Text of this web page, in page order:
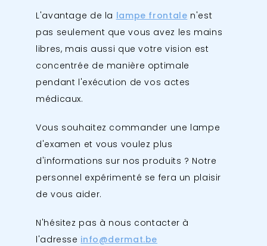
L'avantage de la lampe frontale n'est
pas seulement que vous avez les mains
libres, mais aussi que votre vision est
concentrée de manière optimale
pendant l'exécution de vos actes
médicaux.
Vous souhaitez commander une lampe
d'examen et vous voulez plus
d'informations sur nos produits ? Notre
personnel expérimenté se fera un plaisir
de vous aider.
N'hésitez pas à nous contacter à
l'adresse info@dermat.be